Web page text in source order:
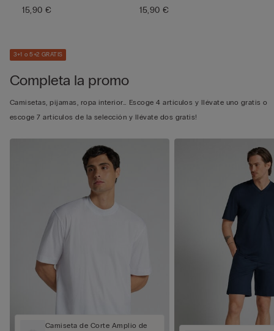
15,90 €
15,90 €
3+1 o 5+2 GRATIS
Completa la promo
Camisetas, pijamas, ropa interior… Escoge 4 artículos y llévate uno gratis o
escoge 7 artículos de la selección y llévate dos gratis!
Camiseta de Corte Amplio de